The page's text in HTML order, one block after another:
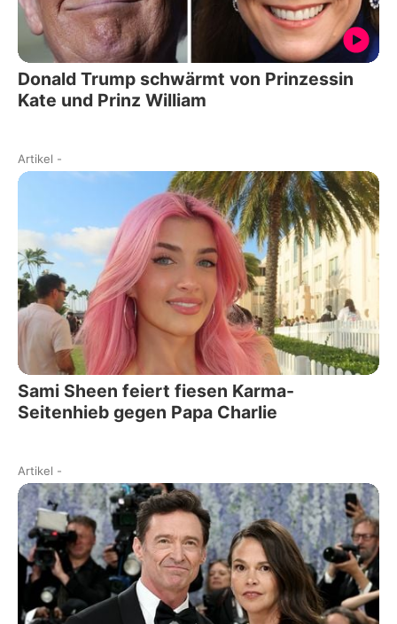
Donald Trump schwärmt von Prinzessin
Kate und Prinz William
Artikel -
Sami Sheen feiert fiesen Karma-
Seitenhieb gegen Papa Charlie
Artikel -